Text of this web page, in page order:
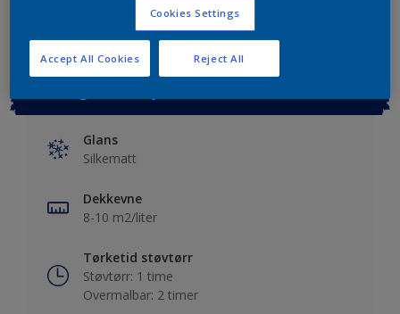
Glans
Silkematt
Dekkevne
8-10 m2/liter
Tørketid støvtørr
Støvtørr: 1 time
Overmalbar: 2 timer
Cookies Settings
Reject All
Accept All Cookies